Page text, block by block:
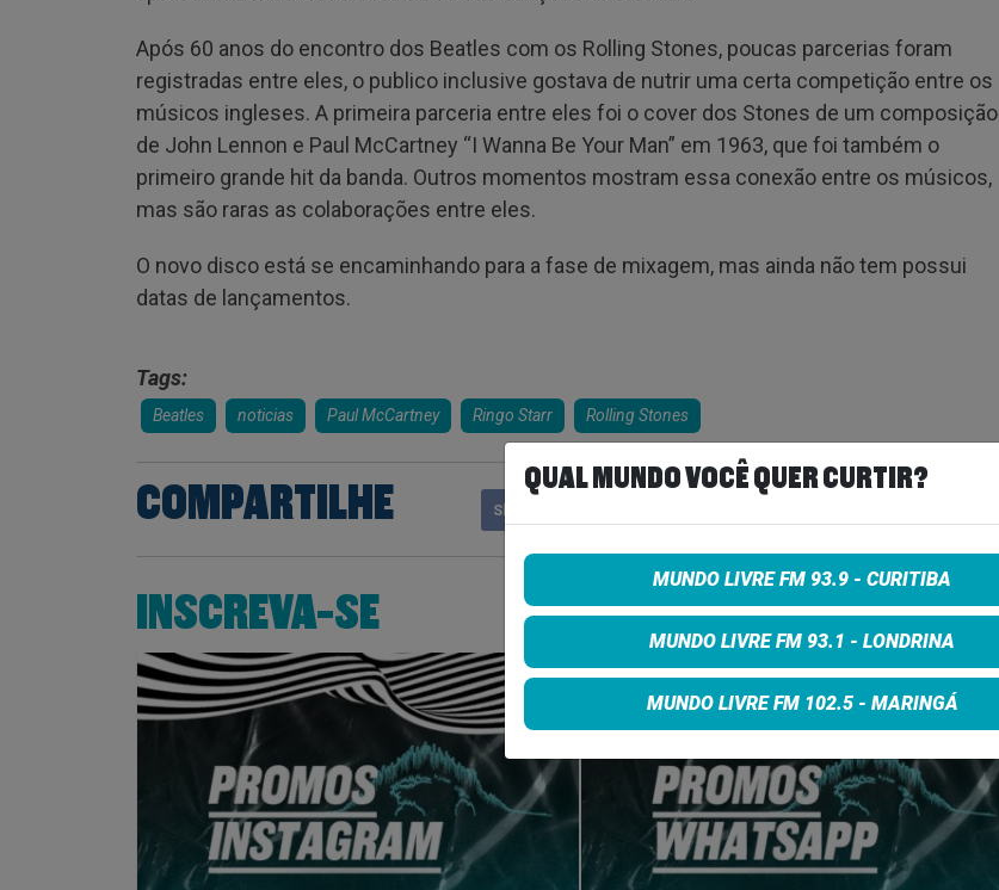
Após 60 anos do encontro dos Beatles com os Rolling Stones, poucas parcerias foram
registradas entre eles, o publico inclusive gostava de nutrir uma certa competição entre os
músicos ingleses. A primeira parceria entre eles foi o cover dos Stones de um composição
de John Lennon e Paul McCartney “I Wanna Be Your Man” em 1963, que foi também o
primeiro grande hit da banda. Outros momentos mostram essa conexão entre os músicos,
mas são raras as colaborações entre eles.
O novo disco está se encaminhando para a fase de mixagem, mas ainda não tem possui
datas de lançamentos.
Tags:
Beatles noticias Paul McCartney Ringo Starr Rolling Stones
COMPARTILHE Share on Facebook
INSCREVA-SE
QUAL MUNDO VOCÊ QUER CURTIR?
MUNDO LIVRE FM 93.9 - CURITIBA
MUNDO LIVRE FM 93.1 - LONDRINA
MUNDO LIVRE FM 102.5 - MARINGÁ